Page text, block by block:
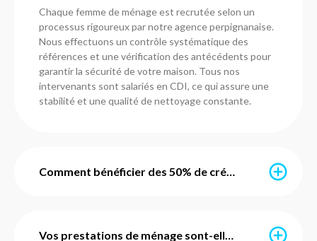
Chaque femme de ménage est recrutée selon un
processus rigoureux par notre agence perpignanaise.
Nous effectuons un contrôle systématique des
références et une vérification des antécédents pour
garantir la sécurité de votre maison. Tous nos
intervenants sont salariés en CDI, ce qui assure une
stabilité et une qualité de nettoyage constante.
Comment bénéficier des 50% de crédit d'impôt immédiat ?
payez que 50% du montant de vos prestations. Ce
Vos prestations de ménage sont-elles avec ou sans engagement ?